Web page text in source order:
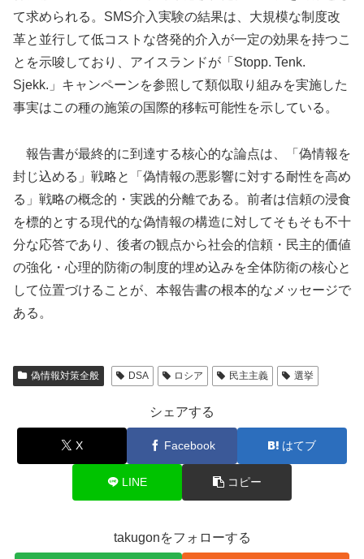
て求められる。SMS介入実験の結果は、大規模な制度改
革と並行して低コストな啓発的介入が一定の効果を持つこ
とを示唆しており、アイスランドが「Stopp. Tenk.
Sjekk.」キャンペーンを参照して類似取り組みを実施した
事実はこの種の施策の国際的移転可能性を示している。
報告書が最終的に到達する核心的な論点は、「偽情報を
封じ込める」戦略と「偽情報の悪影響に対する耐性を高め
る」戦略の概念的・実践的分離である。前者は信頼の浸食
を標的とする現代的な偽情報の構造に対してそもそも不十
分な応答であり、後者の観点から社会的信頼・民主的価値
の強化・心理的防衛の制度的埋め込みを全体防衛の核心と
して位置づけることが、本報告書の根本的なメッセージで
ある。
偽情報対策全般 DSA ロシア 民主主義 選挙
シェアする
X Facebook はてブ
LINE コピー
takugonをフォローする